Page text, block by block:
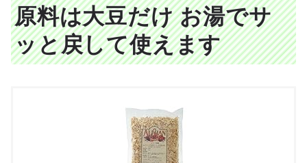
原料は大豆だけ お湯でサ
ッと戻して使えます